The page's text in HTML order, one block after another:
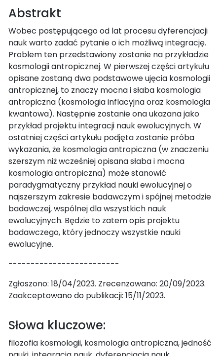
Abstrakt
Wobec postępującego od lat procesu dyferencjacji
nauk warto zadać pytanie o ich możliwą integrację.
Problem ten przedstawiony zostanie na przykładzie
kosmologii antropicznej. W pierwszej części artykułu
opisane zostaną dwa podstawowe ujęcia kosmologii
antropicznej, to znaczy mocna i słaba kosmologia
antropiczna (kosmologia inflacyjna oraz kosmologia
kwantowa). Następnie zostanie ona ukazana jako
przykład projektu integracji nauk ewolucyjnych. W
ostatniej części artykułu podjęta zostanie próba
wykazania, że kosmologia antropiczna (w znaczeniu
szerszym niż wcześniej opisana słaba i mocna
kosmologia antropiczna) może stanowić
paradygmatyczny przykład nauki ewolucyjnej o
najszerszym zakresie badawczym i spójnej metodzie
badawczej, wspólnej dla wszystkich nauk
ewolucyjnych. Będzie to zatem opis projektu
badawczego, który jednoczy wszystkie nauki
ewolucyjne.
-------------------------
Zgłoszono: 18/04/2023. Zrecenzowano: 20/09/2023.
Zaakceptowano do publikacji: 15/11/2023.
Słowa kluczowe:
filozofia kosmologii, kosmologia antropiczna, jedność